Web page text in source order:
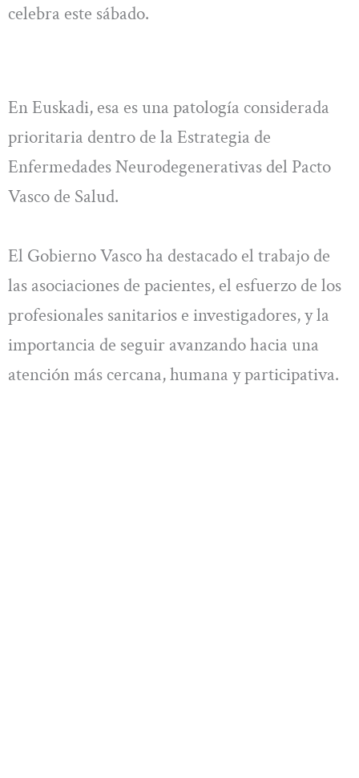
celebra este sábado.
En Euskadi, esa es una patología considerada
prioritaria dentro de la Estrategia de
Enfermedades Neurodegenerativas del Pacto
Vasco de Salud.
El Gobierno Vasco ha destacado el trabajo de
las asociaciones de pacientes, el esfuerzo de los
profesionales sanitarios e investigadores, y la
importancia de seguir avanzando hacia una
atención más cercana, humana y participativa.